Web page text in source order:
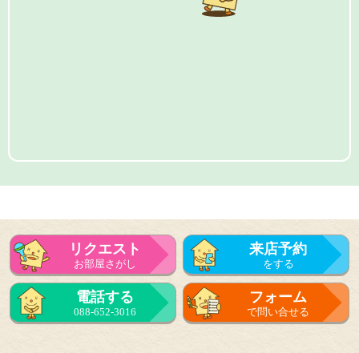
リクエスト
お部屋さがし
来店予約
をする
電話する
088-652-3016
フォーム
で問い合せる